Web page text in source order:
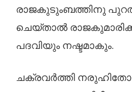
രാജകുടുംബത്തിനു
ചെയ്താൽ
പദവിയും നഷ്ടമാകും.
ചക്രവർത്തി